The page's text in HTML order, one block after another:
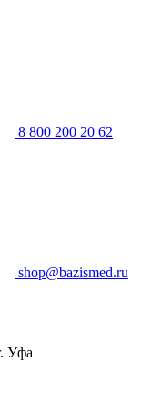
8 800 200 20 62
shop@bazismed.ru
Уфа